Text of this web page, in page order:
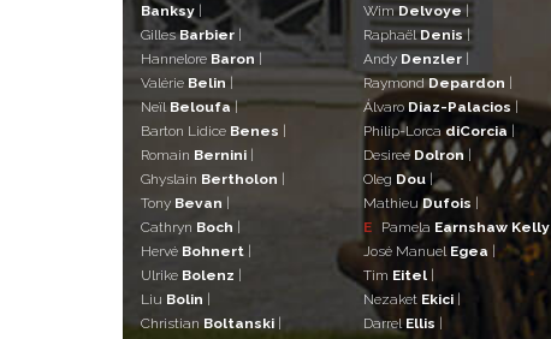
Banksy |
GillesBarbier |
Hannelore Baron |
Valérie Belin|
Neïl Beloufa|
Barton Lidice Benes |
Romain Bernini |
Ghyslain Bertholon |
Tony Bevan |
Cathryn Boch |
Hervé Bohnert |
Ulrike Bolenz |
Liu Bolin |
Christian Boltanski |
WimDelvoye|
RaphaëlDenis|
Andy Denzler |
RaymondDepardon |
Álvaro Diaz-Palacios |
Philip-LorcadiCorcia |
Desiree Dolron |
Oleg Dou |
MathieuDufois |
E
Pamela Earnshaw Kelly
José Manuel Egea |
Tim Eitel |
Nezaket Ekici |
Darrel Ellis |